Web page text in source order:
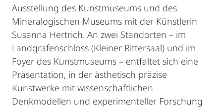
Ausstellung des Kunstmuseums und des
Mineralogischen Museums mit der Künstlerin
Susanna Hertrich. An zwei Standorten – im
Landgrafenschloss (Kleiner Rittersaal) und im
Foyer des Kunstmuseums – entfaltet sich eine
Präsentation, in der ästhetisch präzise
Kunstwerke mit wissenschaftlichen
Denkmodellen und experimenteller Forschung